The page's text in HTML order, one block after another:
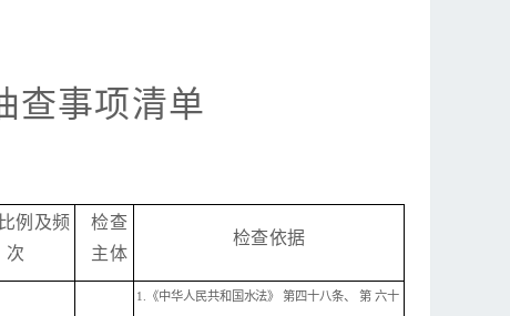
查事项清单
例及频
次
检查
主体
检查依据
1.《中华人民共和国水法》 第四十八条、 第 六十